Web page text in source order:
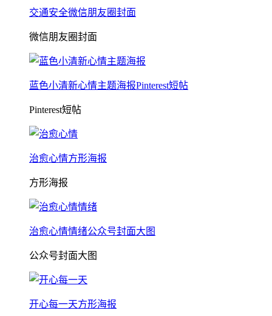
交通安全微信朋友圈封面
微信朋友圈封面
蓝色小清新心情主题海报Pinterest短帖
Pinterest短帖
治愈心情方形海报
方形海报
治愈心情情绪公众号封面大图
公众号封面大图
开心每一天方形海报